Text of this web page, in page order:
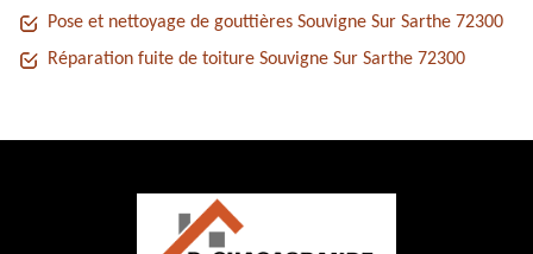
Pose et nettoyage de gouttières Souvigne Sur Sarthe 72300
Réparation fuite de toiture Souvigne Sur Sarthe 72300